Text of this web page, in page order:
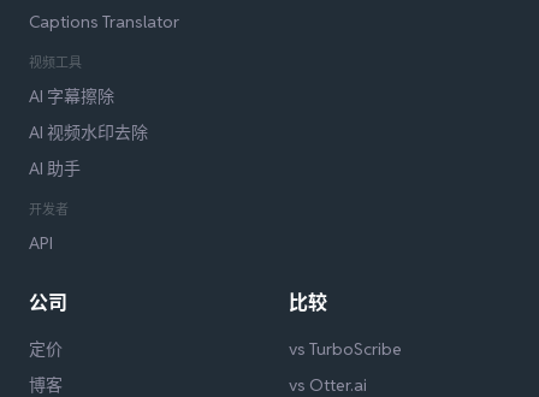
Captions Translator
视频工具
AI 字幕擦除
AI 视频水印去除
AI 助手
开发者
API
公司
定价
博客
比较
vs TurboScribe
vs Otter.ai